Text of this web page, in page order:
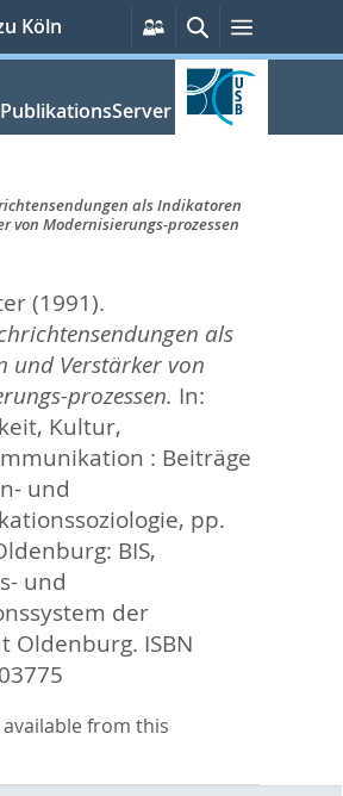
Köln
Persönliche
Services
SucheMenü
als Indikatoren
von Modernisierungs-prozessen
(1991).
als
und Verstärker von
prozessen. In:
Kultur,
: Beiträge
und
pp.
BIS,
und
der
Oldenburg. ISBN
from this